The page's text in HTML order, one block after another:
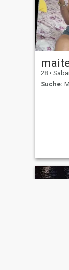
maite
28 • Sabana
Suche: